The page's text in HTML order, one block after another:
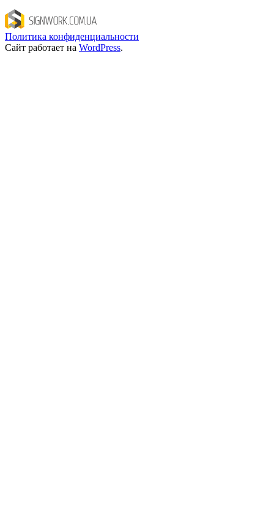
Политика конфиденциальности
Сайт работает на WordPress.